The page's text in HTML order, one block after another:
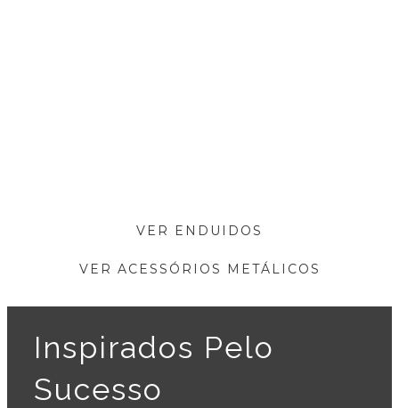
VER ENDUIDOS
VER ACESSÓRIOS METÁLICOS
Inspirados Pelo
Sucesso